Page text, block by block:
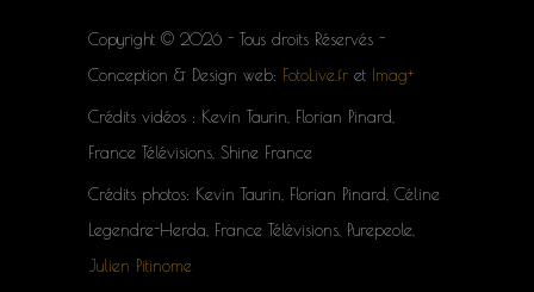
Copyright © 2026 - Tous droits Réservés -
Conception & Design web: FotoLive.fr et Imag+
Crédits vidéos : Kevin Taurin, Florian Pinard,
France Télévisions, Shine France
Crédits photos: Kevin Taurin, Florian Pinard, Céline
Legendre-Herda, France Télévisions, Purepeole,
Julien Pitinome